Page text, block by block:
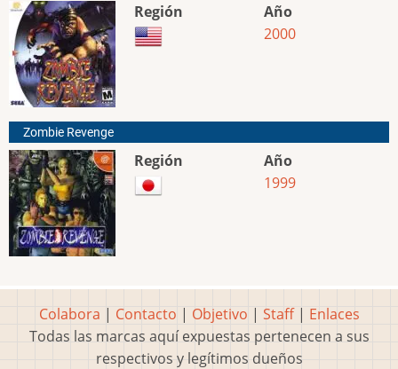
Región
Año
2000
Zombie Revenge
Región
Año
1999
Colabora | Contacto | Objetivo | Staff| Enlaces
Todas las marcas aquí expuestas pertenecen a sus
respectivos y legítimos dueños